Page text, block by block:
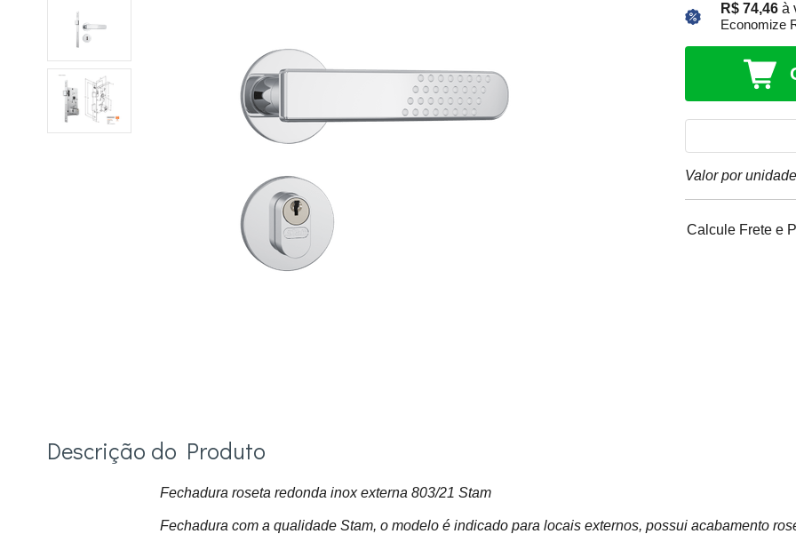
R$ 74,46à
Economize
Valor por unidade
Calcule Frete e
Descrição do Produto
Fechadura roseta redonda inox externa 803/21 Stam
Fechadura com a qualidade Stam, o modelo é indicado para locais externos, possui acabamento